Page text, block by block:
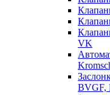
VK
BVGF,